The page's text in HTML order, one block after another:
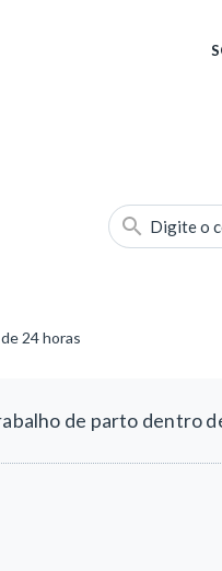
Digite o
24 horas
de parto dentro